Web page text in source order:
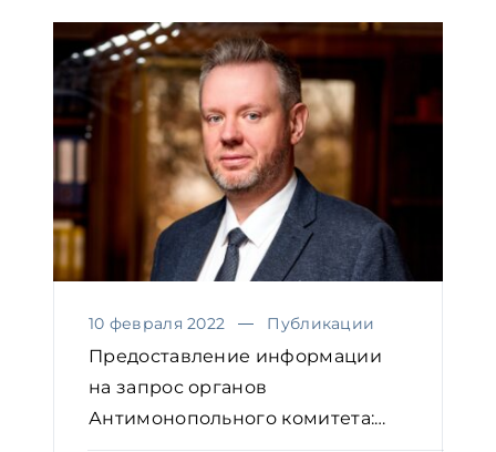
10 февраля 2022 Публикации
Предоставление информации
на запрос органов
Антимонопольного комитета: